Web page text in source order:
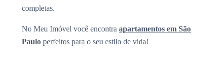
completas.
No Meu Imóvel você encontra apartamentos em São
Paulo perfeitos para o seu estilo de vida!